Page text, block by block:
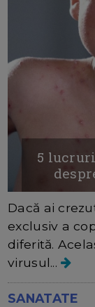
5
Dacă ai
exclusiv a
diferită.
virusul...
SANATATE